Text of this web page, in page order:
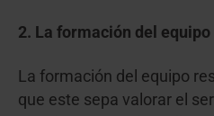
2. La formación del equipo
La formación del equipo
que este sepa valorar el